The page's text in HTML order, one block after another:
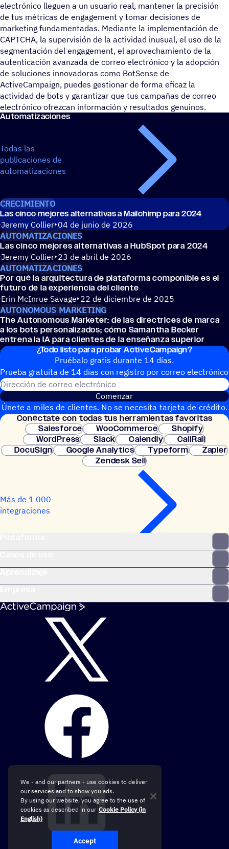
electrónico lleguen a un usuario real, mantener la precisión
de tus métricas de engagement y tomar decisiones de
marketing fundamentadas. Mediante la implementación de
CAPTCHA, la supervisión de la actividad inusual, el uso de la
segmentación del engagement, el aprovechamiento de la
autenticación avanzada de correo electrónico y la adopción
de soluciones innovadoras como BotSense de
ActiveCampaign, puedes gestionar de forma eficaz la
actividad de bots y garantizar que tus campañas de correo
electrónico ofrezcan información y resultados genuinos.
Auto­ma­ti­za­cio­nes
Todas las
publicaciones de
automatizaciones
CRECIMIENTO
Las cinco mejores alter­na­ti­vas a Mail­chimp para 2024
Jeremy Collier 04 de junio de 2026
AUTOMATIZACIONES
Las cinco mejores alter­na­ti­vas a HubSpot para 2024
Jeremy Collier 23 de abril de 2026
AUTOMATIZACIONES
Por qué la arqui­tec­tura de plata­forma compo­ni­ble es el
futuro de la expe­rien­cia del cliente
Erin McInrue Savage 22 de diciembre de 2025
AUTONOMOUS MARKETING
The Auto­no­mous Marke­ter: de las direc­tri­ces de marca
a los bots perso­na­li­za­dos; cómo Samantha Becker
entrena la IA para clien­tes de la enseñanza superior
Ana Cvetković 11 de diciembre de 2025
¿Todo listo para probar ActiveCampaign?
Pruébalo gratis durante 14 días.
Prueba gratuita de 14 días con regis­tro por correo electrónico
Dirección de correo electrónico
Comenzar
Únete a miles de clientes. No se necesita tarjeta de crédito.
Configuración instantánea.
Conéc­tate con todas tus herramientas favoritas
Salesforce
WooCommerce
Shopify
WordPress
Slack Calendly
CallRail
DocuSign
Google Analytics Typeform
Zapier
Zendesk Sell
Más de 1 000
integraciones
We - and our partners - use cookies to deliver
our services and to show you ads.
By using our website, you agree to the use of
cookies as described in our Cookie Policy (in
English)
Accept